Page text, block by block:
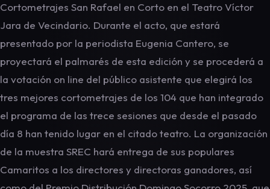
Cortometrajes San Rafael en Corto en el Teatro Víctor
Jara de Vecindario. Durante el acto, que estará
presentado por la periodista Eugenia Cantero, se
proyectará el palmarés de esta edición y se procederá a
la votación on line del público asistente que elegirá los
tres mejores cortometrajes de los 104 que han integrado
el programa de las trece sesiones que desde el pasado
día 8 han tenido lugar en el citado teatro. La organización
de la muestra SREC hará entrega de sus populares
Camaritos a los directores y directoras ganadores, así